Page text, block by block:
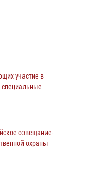
участие в
совещание-
охраны